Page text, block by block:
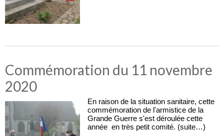
Commémoration du 11 novembre
2020
En raison de la situation sanitaire, cette
commémoration de l'armistice de la
Grande Guerre s'est déroulée cette
année en très petit comité. (suite…)